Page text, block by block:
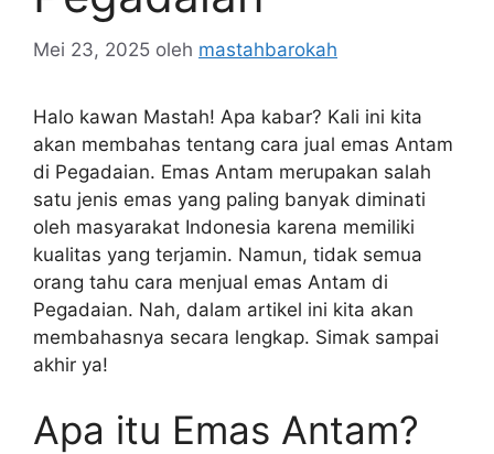
Mei 23, 2025 oleh mastahbarokah
Halo kawan Mastah! Apa kabar? Kali ini kita
akan membahas tentang cara jual emas Antam
di Pegadaian. Emas Antam merupakan salah
satu jenis emas yang paling banyak diminati
oleh masyarakat Indonesia karena memiliki
kualitas yang terjamin. Namun, tidak semua
orang tahu cara menjual emas Antam di
Pegadaian. Nah, dalam artikel ini kita akan
membahasnya secara lengkap. Simak sampai
akhir ya!
Apa itu Emas Antam?